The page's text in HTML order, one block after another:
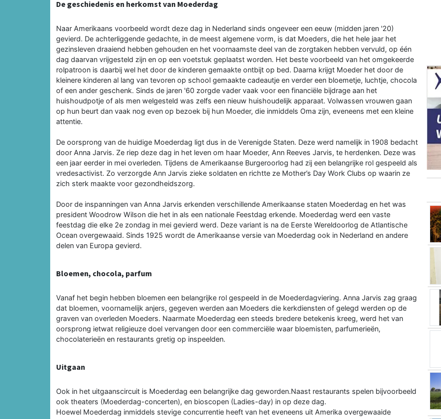
De geschiedenis en herkomst van Moederdag
Naar Amerikaans voorbeeld wordt deze dag in Nederland sinds ongeveer een eeuw (midden jaren '20)
gevierd. De achterliggende gedachte, in de meest algemene vorm, is dat Moeders, die het hele jaar het
gezinsleven draaiend hebben gehouden en het voornaamste deel van de zorgtaken hebben vervuld, op één
dag daarvan vrijgesteld zijn en op een voetstuk geplaatst worden. Het beste voorbeeld van het omgekeerde
rolpatroon is daarbij wel het door de kinderen gemaakte ontbijt op bed. Daarna krijgt Moeder het door de
kleinere kinderen al lang van tevoren op school gemaakte cadeautje en verder een bloemetje, luchtje, chocola
of een ander geschenk. Sinds de jaren '60 zorgde vader vaak voor een financiële bijdrage aan het
huishoudpotje of als men welgesteld was zelfs een nieuw huishoudelijk apparaat. Volwassen vrouwen gaan
op hun beurt dan vaak nog even op bezoek bij hun Moeder, die inmiddels Oma zijn, eveneens met een kleine
attentie.
De oorsprong van de huidige Moederdag ligt dus in de Verenigde Staten. Deze werd namelijk in 1908 bedacht
door Anna Jarvis. Ze riep deze dag in het leven om haar Moeder, Ann Reeves Jarvis, te herdenken. Deze was
een jaar eerder in mei overleden. Tijdens de Amerikaanse Burgeroorlog had zij een belangrijke rol gespeeld als
vredesactivist. Zo verzorgde Ann Jarvis zieke soldaten en richtte ze Mother’s Day Work Clubs op waarin ze
zich sterk maakte voor gezondheidszorg.
Door de inspanningen van Anna Jarvis erkenden verschillende Amerikaanse staten Moederdag en het was
president Woodrow Wilson die het in als een nationale Feestdag erkende. Moederdag werd een vaste
feestdag die elke 2e zondag in mei gevierd werd. Deze variant is na de Eerste Wereldoorlog de Atlantische
Ocean overgewaaid. Sinds 1925 wordt de Amerikaanse versie van Moederdag ook in Nederland en andere
delen van Europa gevierd.
Bloemen, chocola, parfum
Vanaf het begin hebben bloemen een belangrijke rol gespeeld in de Moederdagviering. Anna Jarvis zag graag
dat bloemen, voornamelijk anjers, gegeven werden aan Moeders die kerkdiensten of gelegd werden op de
graven van overleden Moeders. Naarmate Moederdag een steeds bredere betekenis kreeg, werd het van
oorsprong ietwat religieuze doel vervangen door een commerciële waar bloemisten, parfumerieën,
chocolaterieën en restaurants gretig op inspeelden.
Uitgaan
Ook in het uitgaanscircuit is Moederdag een belangrijke dag geworden.Naast restaurants spelen bijvoorbeeld
ook theaters (Moederdag-concerten), en bioscopen (Ladies-day) in op deze dag.
Hoewel Moederdag inmiddels stevige concurrentie heeft van het eveneens uit Amerika overgewaaide